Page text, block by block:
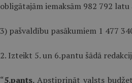
obligātajām iemaksām 982 792
3) pašvaldību pasākumiem 1 477
2. Izteikt 5. un 6.pantu šādā
“5.pants.Apstiprināt valsts